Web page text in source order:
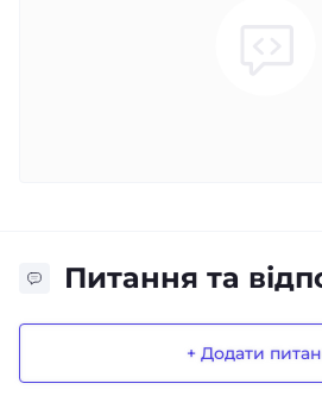
Питання та
+ Додати